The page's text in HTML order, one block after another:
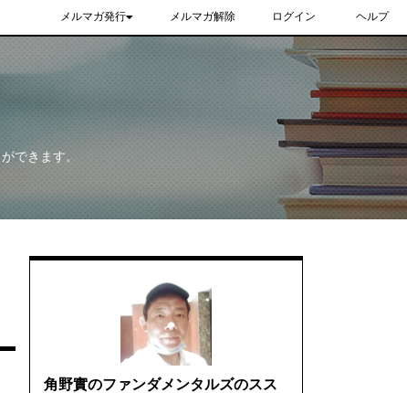
メルマガ発行 メルマガ解除 ログイン ヘルプ
できます。
角野實のファンダメンタルズのスス